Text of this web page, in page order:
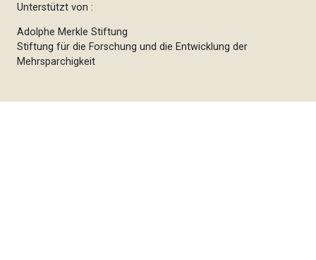
Unterstützt von :
Adolphe Merkle Stiftung
Stiftung für die Forschung und die Entwicklung der
Mehrsparchigkeit